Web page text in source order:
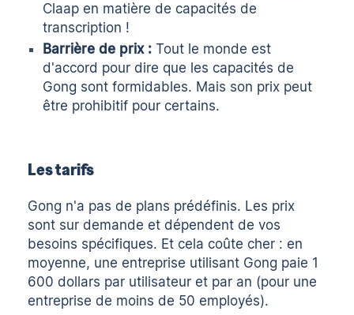
Claap en matière de capacités de
transcription !
Barrière de prix :Tout le monde est
d'accord pour dire que les capacités de
Gong sont formidables. Mais son prix peut
être prohibitif pour certains.
Les tarifs
Gong n'a pas de plans prédéfinis. Les prix
sont sur demande et dépendent de vos
besoins spécifiques. Et cela coûte cher : en
moyenne, une entreprise utilisant Gong paie 1
600 dollars par utilisateur et par an (pour une
entreprise de moins de 50 employés).